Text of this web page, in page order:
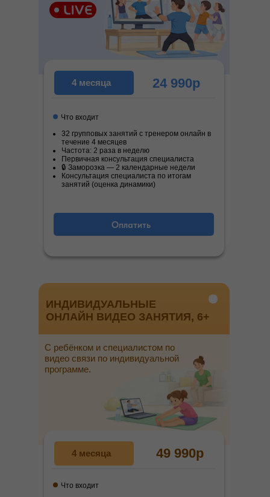
49 990р
Что входит
4 месяца
С ребёнком и специалистом по
видео связи по индивидуальной
программе.
ИНДИВИДУАЛЬНЫЕ
ОНЛАЙН ВИДЕО ЗАНЯТИЯ, 6+
24 990р
Оплатить
32 групповых занятий с тренером онлайн в
течение 4 месяцев
Частота: 2 раза в неделю
Первичная консультация специалиста
🔒 Заморозка — 2 календарные недели
Консультация специалиста по итогам
занятий (оценка динамики)
Что входит
4 месяца